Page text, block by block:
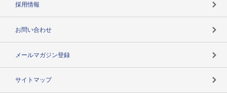
採用情報
お問い合わせ
メールマガジン登録
サイトマップ